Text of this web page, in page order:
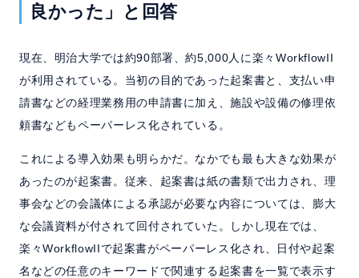
良かった」と回答
現在、明治大学では約90部署、約5,000人に楽々WorkflowII
が利用されている。当初の目的であった起案書と、支払い申
請書などの経理業務用の申請書に加え、施設や設備の修理依
頼書などもペーパーレス化されている。
これによる導入効果も明らかだ。なかでも最も大きな効果が
あったのが起案書。従来、起案書は紙の書類で出力され、理
事会などの会議体による承認が必要な内容については、膨大
な会議資料が付されて回付されていた。しかし現在では、
楽々WorkflowIIで起案書がペーパーレス化され、日付や起案
名などの任意のキーワードで関連する起案書を一覧で表示す